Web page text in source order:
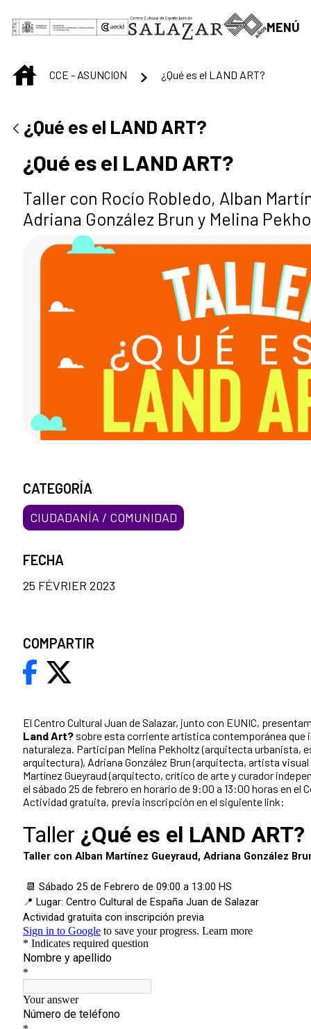
Saut au contenu principal
MENÚ
INICIOCCE - ASUNCION ¿Qué es el LAND ART?
¿Qué es el LAND ART?
¿Qué es el LAND ART?
Taller con Rocío Robledo, Alban
Adriana González Brun y Melina
El Centro Cultural Juan de Salazar, junto con EUNIC,
Land Art? sobre esta corriente artística contemporánea que
naturaleza. Participan Melina Pekholtz (arquitecta urbanista,
arquitectura), Adriana González Brun (arquitecta, artista
Martínez Gueyraud (arquitecto, crítico de arte y curador
el sábado 25 de febrero en horario de 9:00 a 13:00 horas en el
Actividad gratuita, previa inscripción en el siguiente link:
CATEGORÍA
CIUDADANÍA / COMUNIDAD
FECHA
25 FÉVRIER 2023
COMPARTIR